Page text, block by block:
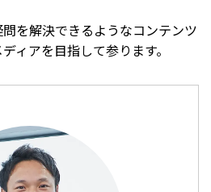
を解決できるようなコンテンツ
ィアを目指して参ります。